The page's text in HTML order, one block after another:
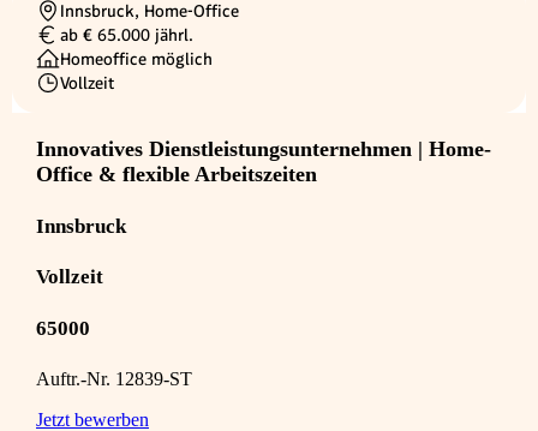
Ortschaft
Innsbruck, Home-Office
Gehalt
ab € 65.000 jährl.
Homeoffice möglich
Beschäftigungsart
Vollzeit
Innovatives Dienstleistungsunternehmen | Home-
Office & flexible Arbeitszeiten
Innsbruck
Vollzeit
65000
Auftr.-Nr. 12839-ST
Jetzt bewerben